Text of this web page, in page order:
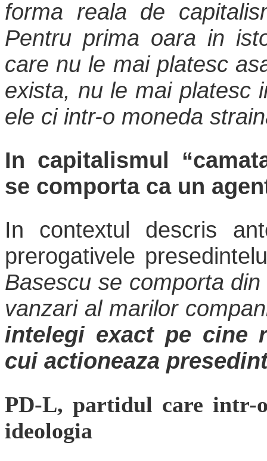
forma reala de
Pentru prima oara in
care nu le mai platesc
exista, nu le mai platesc
ele ci intr-o moneda
In capitalismul
se comporta ca un
In contextul descris
prerogativele
Basescu se comporta
vanzari al marilor
intelegi exact pe cine
cui actioneaza
PD-L, partidul care intr-
ideologia